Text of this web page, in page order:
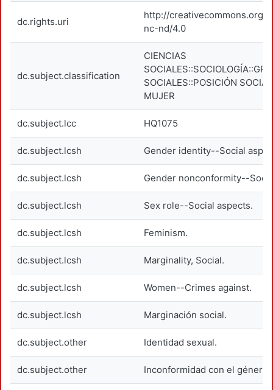
dc.rights.uri
http://creativecommons.org/
nc-nd/4.0
dc.subject.classification
CIENCIAS
SOCIALES::POSICIÓN
MUJER
dc.subject.lcc HQ1075
dc.subject.lcsh Gender identity--Social
dc.subject.lcsh Gender nonconformity--
dc.subject.lcsh Sex role--Social aspects.
dc.subject.lcsh Feminism.
dc.subject.lcsh Marginality, Social.
dc.subject.lcsh Women--Crimes against.
dc.subject.lcsh Marginación social.
dc.subject.other Identidad sexual.
dc.subject.other Inconformidad con el género.